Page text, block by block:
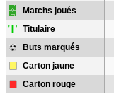
Matchs joués
T Titulaire
Buts marqués
Carton jaune
Carton rouge